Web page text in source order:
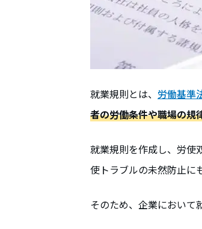
就業規則とは、 労働基準
者の労働条件や職場の規
就業規則を作成し、労使
使トラブルの未然防止に
そのため、企業において